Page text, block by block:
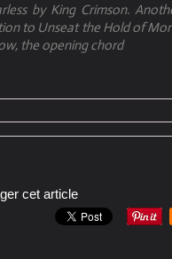
by King Crimson.
to Unseat the Hold of
the opening chord
cet article